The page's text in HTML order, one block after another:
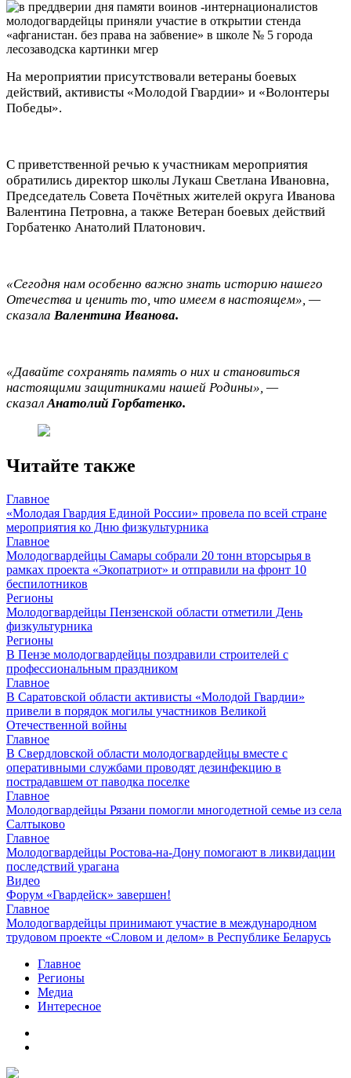
На мероприятии присутствовали ветераны боевых
действий, активисты «Молодой Гвардии» и «Волонтеры
Победы».
С приветственной речью к участникам мероприятия
обратились директор школы Лукаш Светлана Ивановна,
Председатель Совета Почётных жителей округа Иванова
Валентина Петровна, а также Ветеран боевых действий
Горбатенко Анатолий Платонович.
«Сегодня нам особенно важно знать историю нашего
Отечества и ценить то, что имеем в настоящем», —
сказала Валентина Иванова.
«Давайте сохранять память о них и становиться
настоящими защитниками нашей Родины», —
сказалАнатолий Горбатенко.
Читайте также
Главное
«Молодая Гвардия Единой России» провела по всей стране
мероприятия ко Дню физкультурника
Главное
Молодогвардейцы Самары собрали 20 тонн вторсырья в
рамках проекта «Экопатриот» и отправили на фронт 10
беспилотников
Регионы
Молодогвардейцы Пензенской области отметили День
физкультурника
Регионы
В Пензе молодогвардейцы поздравили строителей с
профессиональным праздником
Главное
В Саратовской области активисты «Молодой Гвардии»
привели в порядок могилы участников Великой
Отечественной войны
Главное
В Свердловской области молодогвардейцы вместе с
оперативными службами проводят дезинфекцию в
пострадавшем от паводка поселке
Главное
Молодогвардейцы Рязани помогли многодетной семье из села
Салтыково
Главное
Молодогвардейцы Ростова-на-Дону помогают в ликвидации
последствий урагана
Видео
Форум «Гвардейск» завершен!
Главное
Молодогвардейцы принимают участие в международном
трудовом проекте «Словом и делом» в Республике Беларусь
Главное
Регионы
Медиа
Интересное